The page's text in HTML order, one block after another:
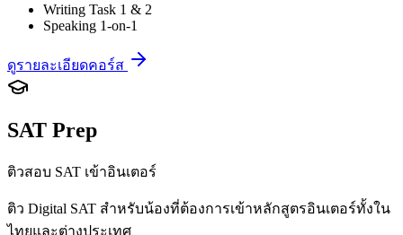
Writing Task 1 & 2
Speaking 1-on-1
ดูรายละเอียดคอร์ส
SAT Prep
ติวสอบ SAT เข้าอินเตอร์
ติว Digital SAT สำหรับน้องที่ต้องการเข้าหลักสูตรอินเตอร์ทั้งใน
ไทยและต่างประเทศ